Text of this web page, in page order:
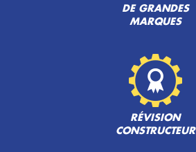
DE GRANDES
MARQUES
RÉVISION
CONSTRUCTEUR